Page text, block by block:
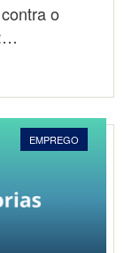
o
EMPREGO